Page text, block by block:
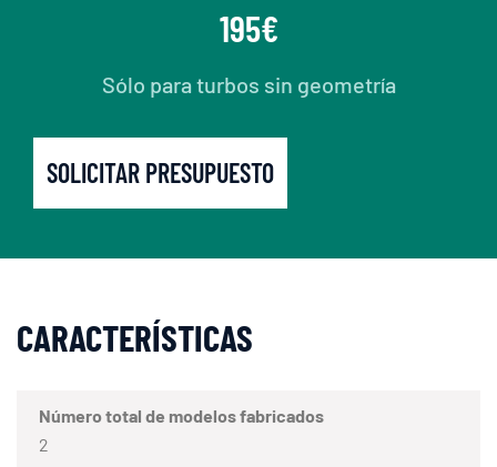
195€
Sólo para turbos sin geometría
SOLICITAR PRESUPUESTO
CARACTERÍSTICAS
Número total de modelos fabricados
2